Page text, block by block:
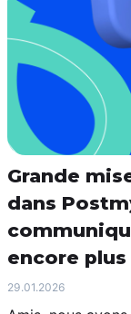
Grande
dans
encore
29.01.2026